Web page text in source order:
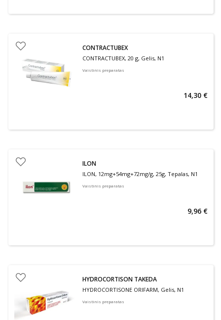
CONTRACTUBEX
CONTRACTUBEX, 20 g, Gelis, N1
Vaistinis preparatas
14,30 €
ILON
ILON, 12mg+54mg+72mg/g, 25g, Tepalas, N1
Vaistinis preparatas
9,96 €
HYDROCORTISON TAKEDA
HYDROCORTISONE ORIFARM, Gelis, N1
Vaistinis preparatas